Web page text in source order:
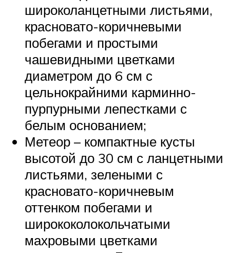
широколанцетными листьями,
красновато-коричневыми
побегами и простыми
чашевидными цветками
диаметром до 6 см с
цельнокрайними карминно-
пурпурными лепестками с
белым основанием;
Метеор – компактные кусты
высотой до 30 см с ланцетными
листьями, зелеными с
красновато-коричневым
оттенком побегами и
ширококолокольчатыми
махровыми цветками